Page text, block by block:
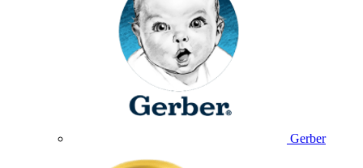
Gerber